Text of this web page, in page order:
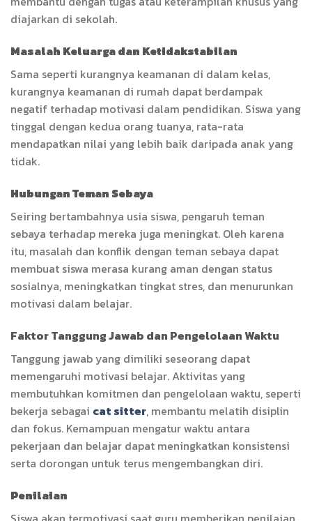
diajarkan di sekolah.
Masalah Keluarga dan Ketidakstabilan
Sama seperti kurangnya keamanan di dalam kelas,
kurangnya keamanan di rumah dapat berdampak
negatif terhadap motivasi dalam pendidikan. Siswa yang
tinggal dengan kedua orang tuanya, rata-rata
mendapatkan nilai yang lebih baik daripada anak yang
tidak.
Hubungan Teman Sebaya
Seiring bertambahnya usia siswa, pengaruh teman
sebaya terhadap mereka juga meningkat. Oleh karena
itu, masalah dan konflik dengan teman sebaya dapat
membuat siswa merasa kurang aman dengan status
sosialnya, meningkatkan tingkat stres, dan menurunkan
motivasi dalam belajar.
Faktor Tanggung Jawab dan Pengelolaan Waktu
Tanggung jawab yang dimiliki seseorang dapat
memengaruhi motivasi belajar. Aktivitas yang
membutuhkan komitmen dan pengelolaan waktu, seperti
bekerja sebagai cat sitter, membantu melatih disiplin
dan fokus. Kemampuan mengatur waktu antara
pekerjaan dan belajar dapat meningkatkan konsistensi
serta dorongan untuk terus mengembangkan diri.
Penilaian